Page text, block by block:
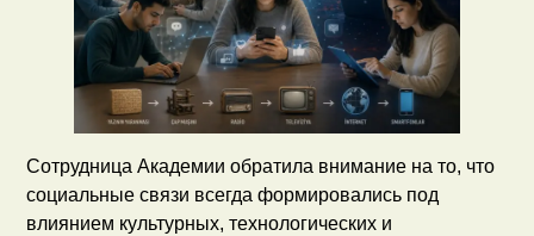
Сотрудница Академии обратила внимание на то, что
социальные связи всегда формировались под
влиянием культурных, технологических и